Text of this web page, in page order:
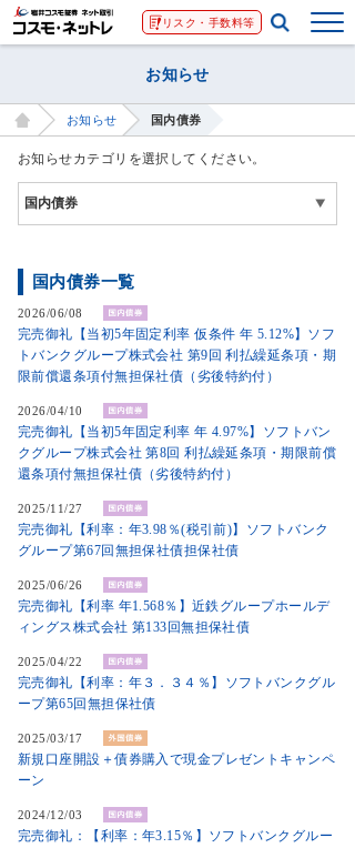
リスク・手数料等
お知らせ
お知らせ 国内債券
お知らせカテゴリを選択してください。
国内債券一覧
2026/06/08
完売御礼【当初5年固定利率 仮条件 年 5.12%】ソフ
トバンクグループ株式会社 第9回 利払繰延条項・期
限前償還条項付無担保社債（劣後特約付）
2026/04/10
完売御礼【当初5年固定利率 年 4.97%】ソフトバン
クグループ株式会社 第8回 利払繰延条項・期限前償
還条項付無担保社債（劣後特約付）
2025/11/27
完売御礼【利率：年3.98％(税引前)】ソフトバンク
グループ第67回無担保社債担保社債
2025/06/26
完売御礼【利率 年1.568％】近鉄グループホールデ
ィングス株式会社 第133回無担保社債
2025/04/22
完売御礼【利率：年３．３４％】ソフトバンクグル
ープ第65回無担保社債
2025/03/17
新規口座開設＋債券購入で現金プレゼントキャンペ
ーン
2024/12/03
完売御礼：【利率：年3.15％】ソフトバンクグルー